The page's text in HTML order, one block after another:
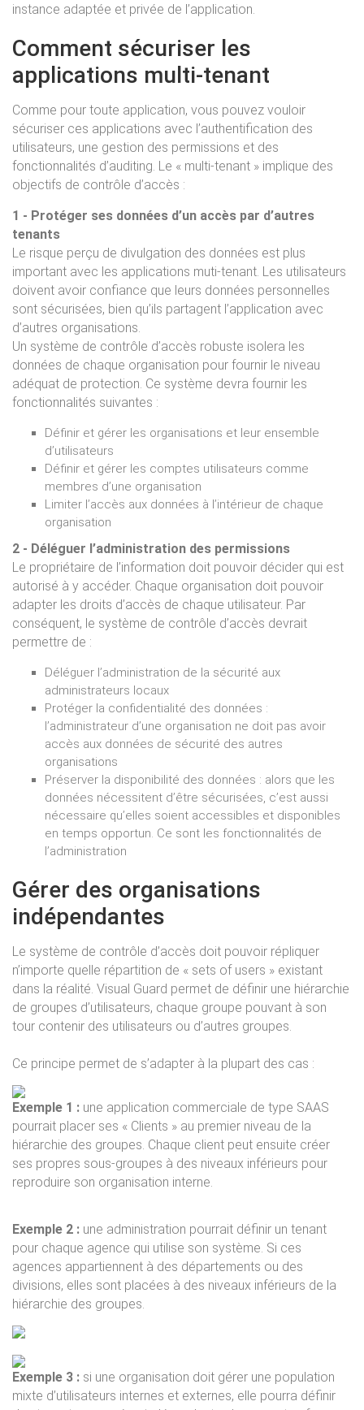
instance adaptée et privée de l’application.
Comment sécuriser les
applications multi-tenant
Comme pour toute application, vous pouvez vouloir
sécuriser ces applications avec l’authentification des
utilisateurs, une gestion des permissions et des
fonctionnalités d’auditing. Le « multi-tenant » implique des
objectifs de contrôle d’accès :
1 - Protéger ses données d’un accès par d’autres
tenants
Le risque perçu de divulgation des données est plus
important avec les applications muti-tenant. Les utilisateurs
doivent avoir confiance que leurs données personnelles
sont sécurisées, bien qu’ils partagent l’application avec
d’autres organisations.
Un système de contrôle d’accès robuste isolera les
données de chaque organisation pour fournir le niveau
adéquat de protection. Ce système devra fournir les
fonctionnalités suivantes :
Définir et gérer les organisations et leur ensemble
d’utilisateurs
Définir et gérer les comptes utilisateurs comme
membres d’une organisation
Limiter l’accès aux données à l’intérieur de chaque
organisation
2 - Déléguer l’administration des permissions
Le propriétaire de l’information doit pouvoir décider qui est
autorisé à y accéder. Chaque organisation doit pouvoir
adapter les droits d’accès de chaque utilisateur. Par
conséquent, le système de contrôle d’accès devrait
permettre de :
Déléguer l’administration de la sécurité aux
administrateurs locaux
Protéger la confidentialité des données :
l’administrateur d’une organisation ne doit pas avoir
accès aux données de sécurité des autres
organisations
Préserver la disponibilité des données : alors que les
données nécessitent d’être sécurisées, c’est aussi
nécessaire qu’elles soient accessibles et disponibles
en temps opportun. Ce sont les fonctionnalités de
l’administration
Gérer des organisations
indépendantes
Le système de contrôle d’accès doit pouvoir répliquer
n’importe quelle répartition de « sets of users » existant
dans la réalité. Visual Guard permet de définir une hiérarchie
de groupes d’utilisateurs, chaque groupe pouvant à son
tour contenir des utilisateurs ou d’autres groupes.
Ce principe permet de s’adapter à la plupart des cas :
Exemple 1 : une application commerciale de type SAAS
pourrait placer ses « Clients » au premier niveau de la
hiérarchie des groupes. Chaque client peut ensuite créer
ses propres sous-groupes à des niveaux inférieurs pour
reproduire son organisation interne.
Exemple 2 : une administration pourrait définir un tenant
pour chaque agence qui utilise son système. Si ces
agences appartiennent à des départements ou des
divisions, elles sont placées à des niveaux inférieurs de la
hiérarchie des groupes.
Exemple 3 : si une organisation doit gérer une population
mixte d’utilisateurs internes et externes, elle pourra définir